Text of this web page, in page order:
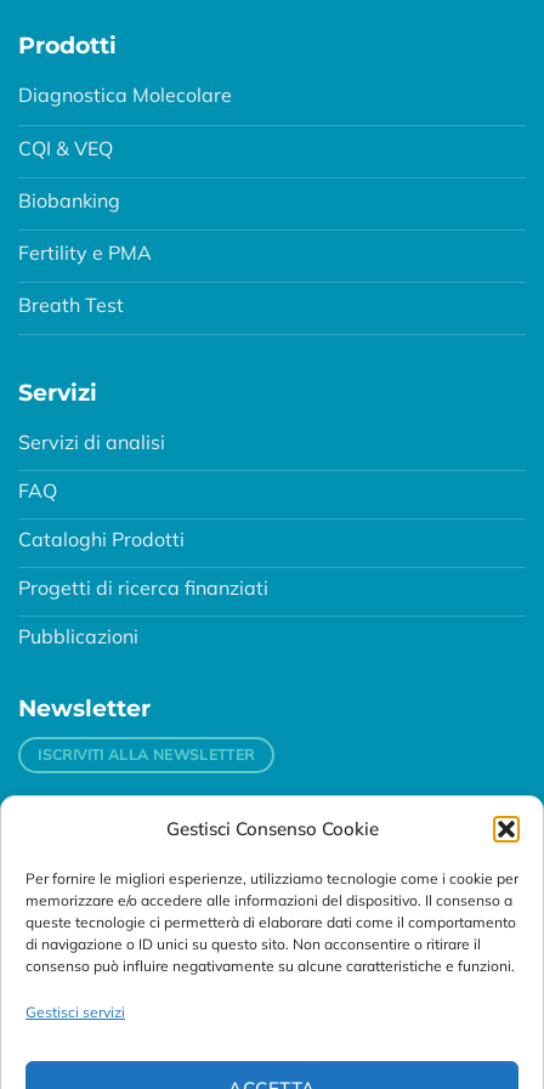
Gestisci Consenso Cookie
Per fornire le migliori esperienze, utilizziamo tecnologie come i cookie per
memorizzare e/o accedere alle informazioni del dispositivo. Il consenso a
queste tecnologie ci permetterà di elaborare dati come il comportamento
di navigazione o ID unici su questo sito. Non acconsentire o ritirare il
consenso può influire negativamente su alcune caratteristiche e funzioni.
Gestisci servizi
Prodotti
Diagnostica Molecolare
CQI & VEQ
Biobanking
Fertility e PMA
Breath Test
Servizi
Servizi di analisi
FAQ
Cataloghi Prodotti
Progetti di ricerca finanziati
Pubblicazioni
Newsletter
ISCRIVITI ALLA NEWSLETTER
Padova
Via Svizzera, 16 - 35127 Padova (Italy)
Tel:
+39 049 76 16 98
Telefax: +39 049 870 95 10
Email: customersupport@abanalitica.it